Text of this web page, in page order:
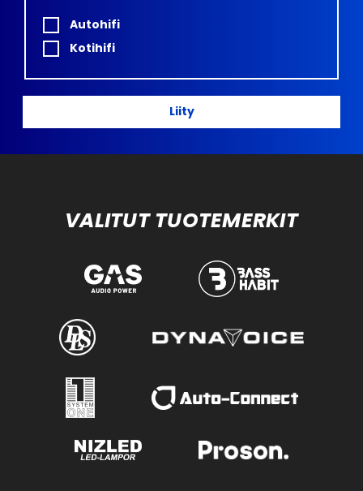
Autohifi
Kotihifi
Liity
VALITUT TUOTEMERKIT